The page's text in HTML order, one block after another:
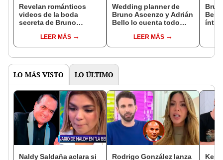
Revelan románticos
videos de la boda
secreta de Bruno
en el Valle Sagrado de
Cusco
LEER MÁS
Wedding planner de
Bruno Ascenzo y Adrián
Bello lo cuenta todo
artistas en Cusco:
"Hace un año nos
LEER MÁS
LO MÁS VISTO LO ÚLTIMO
Naldy Saldaña aclara si
Rodrigo González lanza